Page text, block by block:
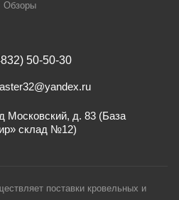
Обзоры
50-50-30
Московский, д. 83 (База
склад №12)
поставки кровельных и